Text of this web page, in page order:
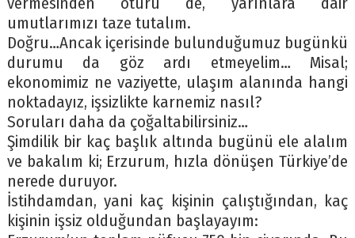
umutlarımızı taze tutalım.
Doğru…Ancak içerisinde bulunduğumuz bugünkü
durumu da göz ardı etmeyelim… Misal;
ekonomimiz ne vaziyette, ulaşım alanında hangi
noktadayız, işsizlikte karnemiz nasıl?
Soruları daha da çoğaltabilirsiniz…
Şimdilik bir kaç başlık altında bugünü ele alalım
ve bakalım ki; Erzurum, hızla dönüşen Türkiye’de
nerede duruyor.
İstihdamdan, yani kaç kişinin çalıştığından, kaç
kişinin işsiz olduğundan başlayayım: